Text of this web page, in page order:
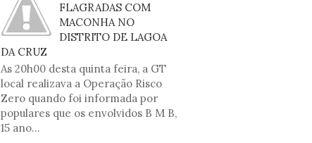
FLAGRADAS COM
MACONHA NO
DISTRITO DE LAGOA
DA CRUZ
As 20h00 desta quinta feira, a GT
local realizava a Operação Risco
Zero quando foi informada por
populares que os envolvidos B M B,
15 ano...